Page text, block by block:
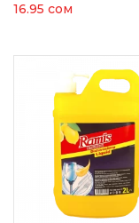
16.95 сом